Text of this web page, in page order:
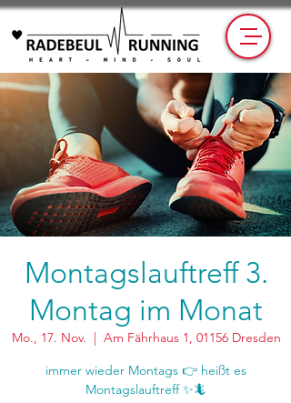
Montagslauftreff 3.
Montag im Monat
Mo., 17. Nov.
  |
Am Fährhaus 1, 01156 Dresden
immer wieder Montags 👉 heißt es